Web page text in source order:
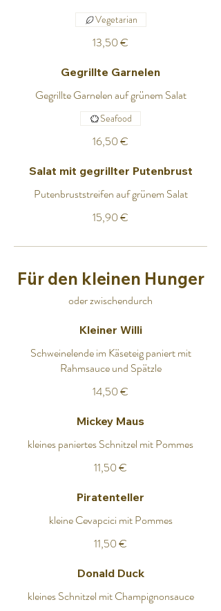
13,50 €
Vegetarian
Gegrillte Garnelen
Gegrillte Garnelen auf grünem Salat
16,50 €
Seafood
Salat mit gegrillter Putenbrust
Putenbruststreifen auf grünem Salat
15,90 €
Für den kleinen Hunger
oder zwischendurch
Kleiner Willi
Schweinelende im Käseteig paniert mit
Rahmsauce und Spätzle
14,50 €
Mickey Maus
kleines paniertes Schnitzel mit Pommes
11,50 €
Piratenteller
kleine Cevapcici mit Pommes
11,50 €
Donald Duck
kleines Schnitzel mit Champignonsauce